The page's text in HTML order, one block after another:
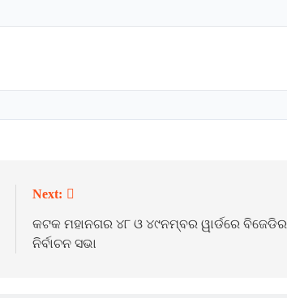
Next:
କଟକ ମହାନଗର ୪୮ ଓ ୪୯ନମ୍ବର ୱାର୍ଡରେ ବିଜେଡିର
ନିର୍ବାଚନ ସଭା